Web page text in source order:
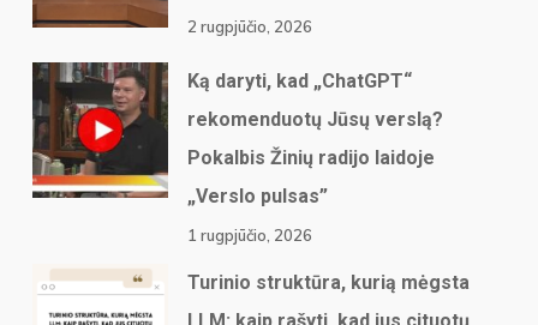
2 rugpjūčio, 2026
Ką daryti, kad „ChatGPT“
rekomenduotų Jūsų verslą?
Pokalbis Žinių radijo laidoje
„Verslo pulsas”
1 rugpjūčio, 2026
Turinio struktūra, kurią mėgsta